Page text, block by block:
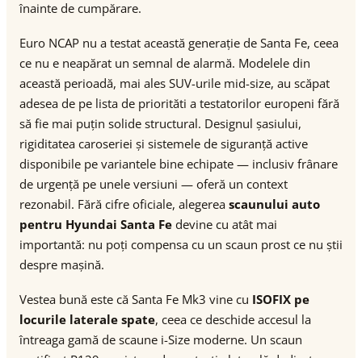
înainte de cumpărare.
Euro NCAP nu a testat această generație de Santa Fe, ceea
ce nu e neapărat un semnal de alarmă. Modelele din
această perioadă, mai ales SUV-urile mid-size, au scăpat
adesea de pe lista de priorităti a testatorilor europeni fără
să fie mai puțin solide structural. Designul șasiului,
rigiditatea caroseriei și sistemele de siguranță active
disponibile pe variantele bine echipate — inclusiv frânare
de urgență pe unele versiuni — oferă un context
rezonabil. Fără cifre oficiale, alegerea scaunului auto
pentru Hyundai Santa Fe devine cu atât mai
importantă: nu poți compensa cu un scaun prost ce nu știi
despre mașină.
Vestea bună este că Santa Fe Mk3 vine cu ISOFIX pe
locurile laterale spate, ceea ce deschide accesul la
întreaga gamă de scaune i-Size moderne. Un scaun